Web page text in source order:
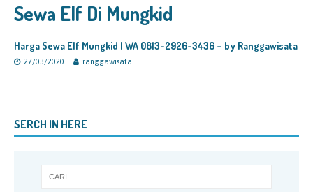
Sewa Elf Di Mungkid
Harga Sewa Elf Mungkid | WA 0813-2926-3436 – by Ranggawisata
27/03/2020 ranggawisata
SERCH IN HERE